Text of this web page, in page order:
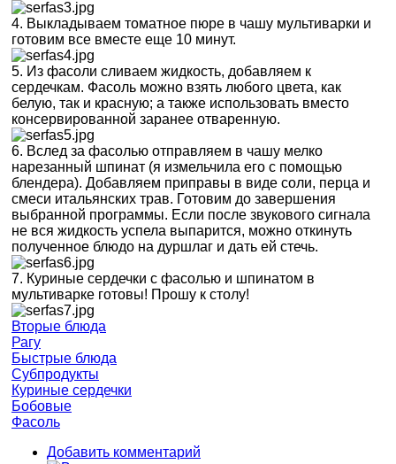
4. Выкладываем томатное пюре в чашу мультиварки и
готовим все вместе еще 10 минут.
5. Из фасоли сливаем жидкость, добавляем к
сердечкам. Фасоль можно взять любого цвета, как
белую, так и красную; а также использовать вместо
консервированной заранее отваренную.
6. Вслед за фасолью отправляем в чашу мелко
нарезанный шпинат (я измельчила его с помощью
блендера). Добавляем приправы в виде соли, перца и
смеси итальянских трав. Готовим до завершения
выбранной программы. Если после звукового сигнала
не вся жидкость успела выпарится, можно откинуть
полученное блюдо на дуршлаг и дать ей стечь.
7. Куриные сердечки с фасолью и шпинатом в
мультиварке готовы! Прошу к столу!
Вторые блюда
Рагу
Быстрые блюда
Субпродукты
Куриные сердечки
Бобовые
Фасоль
Добавить комментарий